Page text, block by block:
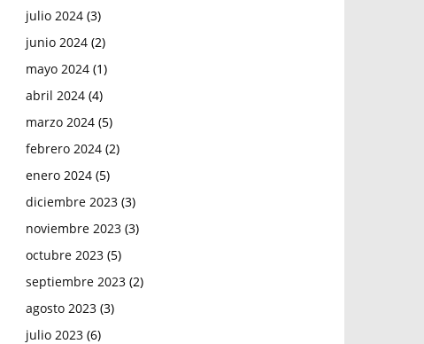
julio 2024 (3)
junio 2024 (2)
mayo 2024 (1)
abril 2024 (4)
marzo 2024 (5)
febrero 2024 (2)
enero 2024 (5)
diciembre 2023 (3)
noviembre 2023 (3)
octubre 2023 (5)
septiembre 2023 (2)
agosto 2023 (3)
julio 2023 (6)